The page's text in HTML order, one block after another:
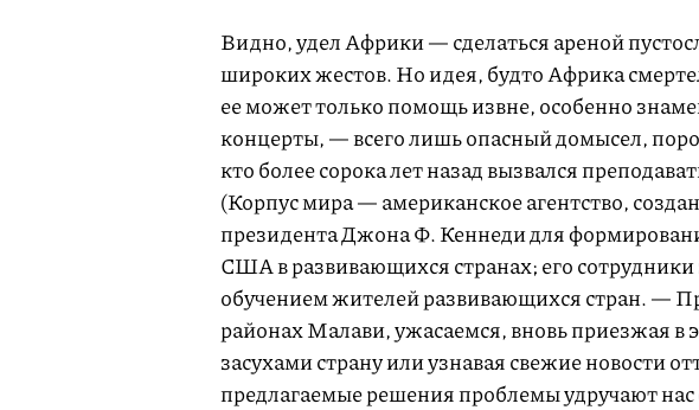
Видно, удел Африки — сделаться ареной
широких жестов. Но идея, будто Африка
ее может только помощь извне, особенно
концерты, — всего лишь опасный домысел,
кто более сорока лет назад вызвался
(Корпус мира — американское агентство,
президента Джона Ф. Кеннеди для
США в развивающихся странах; его
обучением жителей развивающихся стран. —
районах Малави, ужасаемся, вновь приезжая в
засухами страну или узнавая свежие новости
предлагаемые решения проблемы удручают нас